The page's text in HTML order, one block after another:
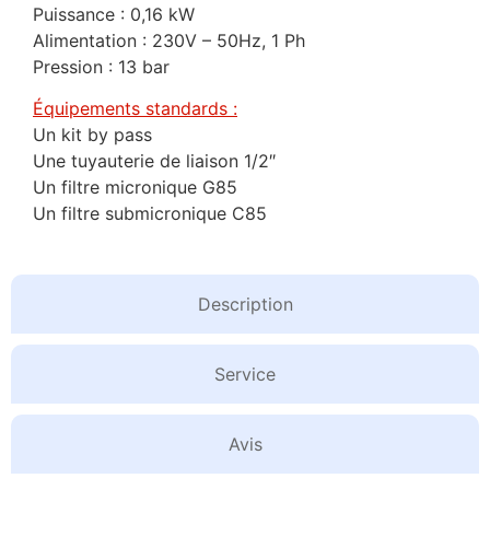
Description
Service
Avis
Puissance : 0,16 kW
Alimentation : 230V – 50Hz, 1 Ph
Pression : 13 bar
Équipements standards :
Un kit by pass
Une tuyauterie de liaison 1/2″
Un filtre micronique G85
Un filtre submicronique C85